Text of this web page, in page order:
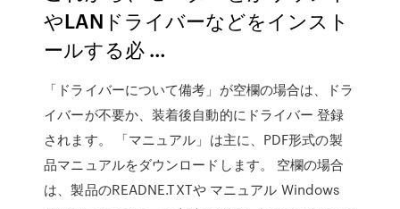
やLANドライバーなどをインスト
ールする必 …
「ドライバーについて備考」が空欄の場合は、ドラ
イバーが不要か、装着後自動的にドライバー 登録
されます。 「マニュアル」は主に、PDF形式の製
品マニュアルをダウンロードします。 空欄の場合
は、製品のREADNE.TXTや マニュアル Windows